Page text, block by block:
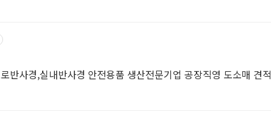
반사경,실내반사경 안전용품 생산전문기업 공장직영 도소매 견적